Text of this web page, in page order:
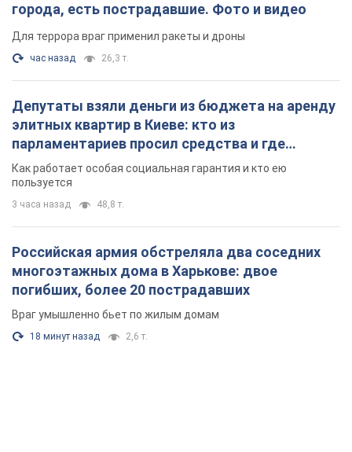
города, есть пострадавшие. Фото и видео
Для террора враг применил ракеты и дроны
час назад 26,3 т.
Депутаты взяли деньги из бюджета на аренду
элитных квартир в Киеве: кто из
парламентариев просил средства и где
поселился
Как работает особая социальная гарантия и кто ею
пользуется
3 часа назад 48,8 т.
Российская армия обстреляла два соседних
многоэтажных дома в Харькове: двое
погибших, более 20 пострадавших
Враг умышленно бьет по жилым домам
18 минут назад 2,6 т.